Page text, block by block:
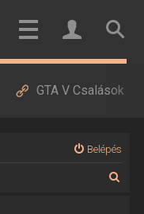
GTA V Csalások
Belépés